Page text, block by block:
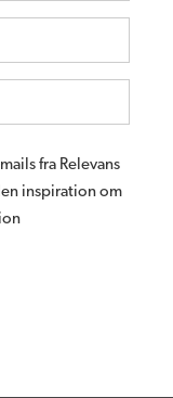
fra Relevans
inspiration om